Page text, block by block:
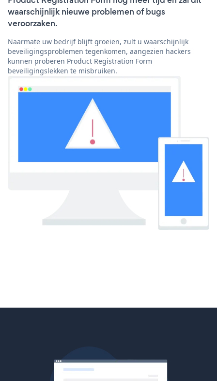
waarschijnlijk nieuwe problemen of bugs
veroorzaken.
Naarmate uw bedrijf blijft groeien, zult u waarschijnlijk
beveiligingsproblemen tegenkomen, aangezien hackers
kunnen proberen Product Registration Form
beveiligingslekken te misbruiken.